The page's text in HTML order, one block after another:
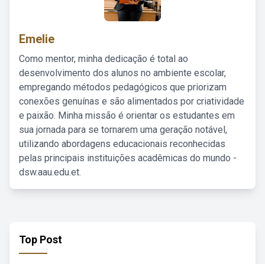
Emelie
Como mentor, minha dedicação é total ao
desenvolvimento dos alunos no ambiente escolar,
empregando métodos pedagógicos que priorizam
conexões genuínas e são alimentados por criatividade
e paixão. Minha missão é orientar os estudantes em
sua jornada para se tornarem uma geração notável,
utilizando abordagens educacionais reconhecidas
pelas principais instituições acadêmicas do mundo -
dsw.aau.edu.et.
Top Post